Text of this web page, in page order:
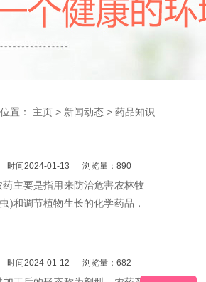
置： 主页 > 新闻动态 > 药品知识
时间2024-01-13 浏览量：890
主要是指用来防治危害农林牧
)和调节植物生长的化学药品，
时间2024-01-12 浏览量：682